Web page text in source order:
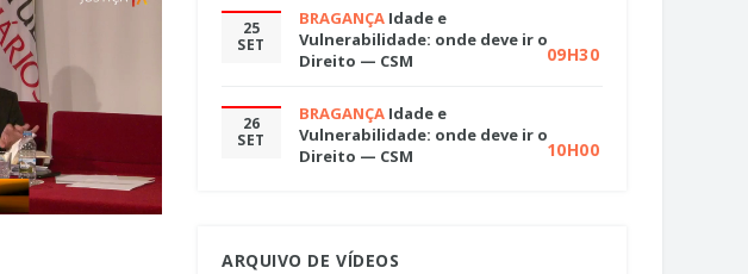
25
SET
BRAGANÇA Idade e
Vulnerabilidade: onde deve ir o
Direito — CSM
09H30
26
SET
BRAGANÇA Idade e
Vulnerabilidade: onde deve ir o
Direito — CSM
10H00
ARQUIVO DE VÍDEOS